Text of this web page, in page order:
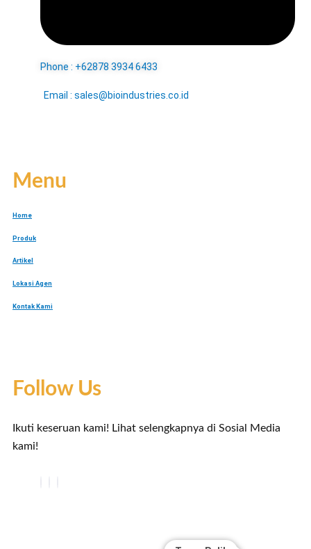
Phone : +62878 3934 6433
Email : sales@bioindustries.co.id
Menu
Home
Produk
Artikel
Lokasi Agen
Kontak Kami
Follow Us
Ikuti keseruan kami! Lihat selengkapnya di Sosial Media
kami!